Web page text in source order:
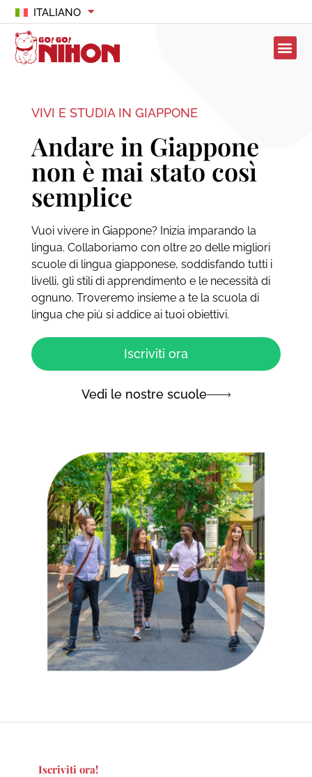
ITALIANO
VIVI E STUDIA IN GIAPPONE
Andare in Giappone
non è mai stato così
semplice
Vuoi vivere in Giappone? Inizia imparando la
lingua. Collaboriamo con oltre 20 delle migliori
scuole di lingua giapponese, soddisfando tutti i
livelli, gli stili di apprendimento e le necessità di
ognuno. Troveremo insieme a te la scuola di
lingua che più si addice ai tuoi obiettivi.
Iscriviti ora
Vedi le nostre scuole
Iscriviti ora!